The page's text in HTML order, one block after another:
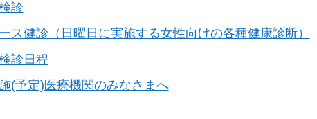
診
ス健診（日曜日に実施する女性向けの各種健康診断）
診日程
(予定)医療機関のみなさまへ